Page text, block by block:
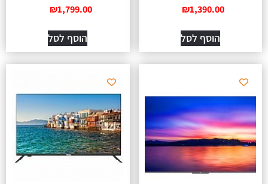
₪1,390.00
הוסף לסל
₪1,799.00
הוסף לסל